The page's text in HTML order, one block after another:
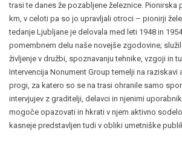
trasi te danes že pozabljene železnice. Pionirska
km, v celoti pa so jo upravljali otroci – pionirji
tedanje Ljubljane je delovala med leti 1948 in
pomembnem delu naše novejše zgodovine;
življenje v družbi, spoznavanju tehnike, vzgoji in
Intervencija Nonument Group temelji na raziskavi
progi, za katero so se na trasi ohranile samo
intervjujev z graditelji, delavci in njenimi
mogoče opazovati in hkrati v njem aktivno
kasneje predstavljen tudi v obliki umetniške